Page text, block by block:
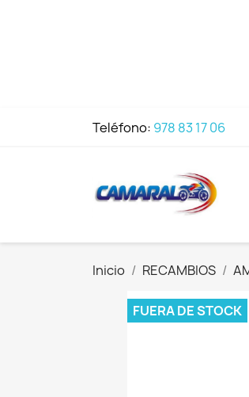
Teléfono: 978 83 17 06
Inicio RECAMBIOS
FUERA DE STOCK